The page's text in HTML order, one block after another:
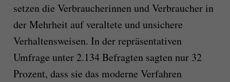
setzen die Verbraucherinnen und Verbraucher in
der Mehrheit auf veraltete und unsichere
Verhaltensweisen. In der repräsentativen
Umfrage unter 2.134 Befragten sagten nur 32
Prozent, dass sie das moderne Verfahren